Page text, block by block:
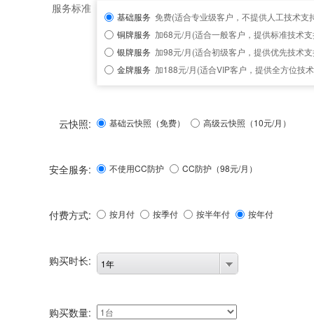
服务标准
基础服务 免费(适合专业级客户，不提供人工技术支
铜牌服务 加68元/月(适合一般客户，提供标准技术
银牌服务 加98元/月(适合初级客户，提供优先技术
金牌服务 加188元/月(适合VIP客户，提供全方位技
云快照: 基础云快照（免费） 高级云快照（10元/月）
安全服务: 不使用CC防护 CC防护（98元/月）
付费方式: 按月付 按季付 按半年付 按年付
购买时长: 1年
购买数量: